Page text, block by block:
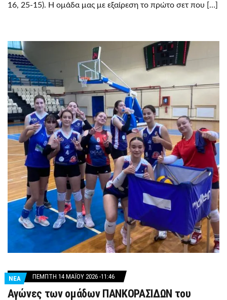
16, 25-15). Η ομάδα μας με εξαίρεση το πρώτο σετ που […]
ΝΕΑ ΠΈΜΠΤΗ 14 ΜΑΪ́ΟΥ 2026 -11:46
Αγώνες των ομάδων ΠΑΝΚΟΡΑΣΙΔΩΝ του